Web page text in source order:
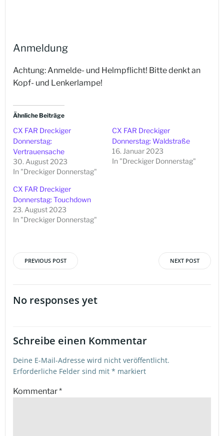
Anmeldung
Achtung: Anmelde- und Helmpflicht! Bitte denkt an
Kopf- und Lenkerlampe!
Ähnliche Beiträge
CX FAR Dreckiger
Donnerstag:
Vertrauensache
30. August 2023
In "Dreckiger Donnerstag"
CX FAR Dreckiger
Donnerstag: Waldstraße
16. Januar 2023
In "Dreckiger Donnerstag"
CX FAR Dreckiger
Donnerstag: Touchdown
23. August 2023
In "Dreckiger Donnerstag"
Beitragsnavigation
PREVIOUS POST NEXT POST
No responses yet
Schreibe einen Kommentar
Deine E-Mail-Adresse wird nicht veröffentlicht.
Erforderliche Felder sind mit * markiert
Kommentar*